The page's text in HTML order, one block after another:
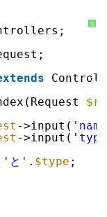
S
i
l
i
h
t
e
->input(
->input(
'と' . $type ;